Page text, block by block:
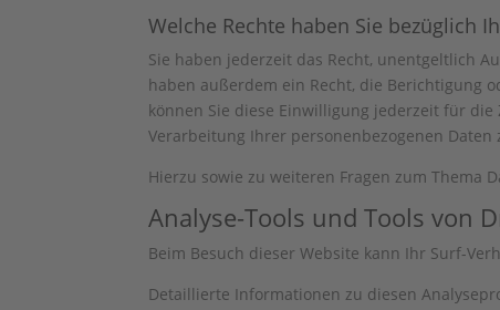
Welche Rechte haben Sie bezüglich
Sie haben jederzeit das Recht, unentgeltlich
haben außerdem ein Recht, die Berichtigung
können Sie diese Einwilligung jederzeit für
Verarbeitung Ihrer personenbezogenen
Hierzu sowie zu weiteren Fragen zum Thema
Analyse-Tools und Tools von
Beim Besuch dieser Website kann Ihr Surf-
Detaillierte Informationen zu diesen